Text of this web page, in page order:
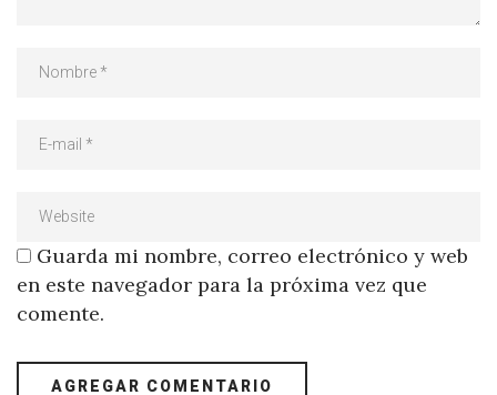
Guarda mi nombre, correo electrónico y web
en este navegador para la próxima vez que
comente.